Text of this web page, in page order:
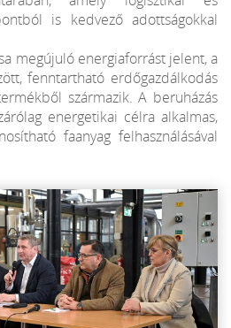
is kedvező adottságokkal
megújuló energiaforrást jelent, a
fenntartható erdőgazdálkodás
származik. A beruházás
energetikai célra alkalmas,
faanyag felhasználásával